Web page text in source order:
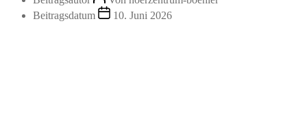
Beitragsdatum
10. Juni 2026